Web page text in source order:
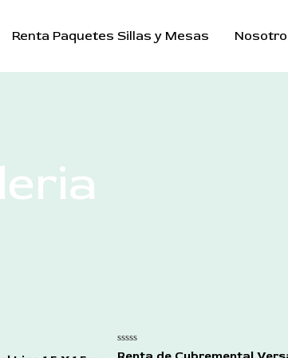
Renta Paquetes Sillas y Mesas
Rated